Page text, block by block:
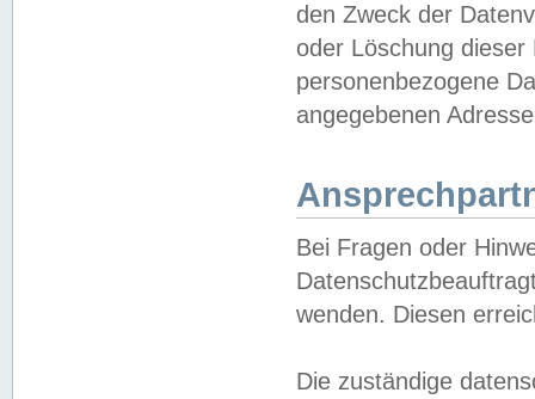
den Zweck der
oder Löschung
personenbezogene
angegebenen
Bei Fragen oder
wenden. Diesen
Die zuständige